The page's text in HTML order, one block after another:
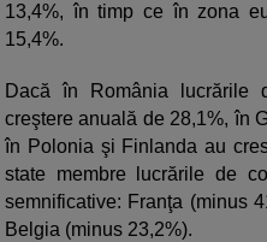
13,4%, în timp ce în zona
15,4%.
Dacă în România lucrările
creştere anuală de 28,1%, în
în Polonia şi Finlanda au
state membre lucrările de
semnificative: Franţa (minus
Belgia (minus 23,2%).